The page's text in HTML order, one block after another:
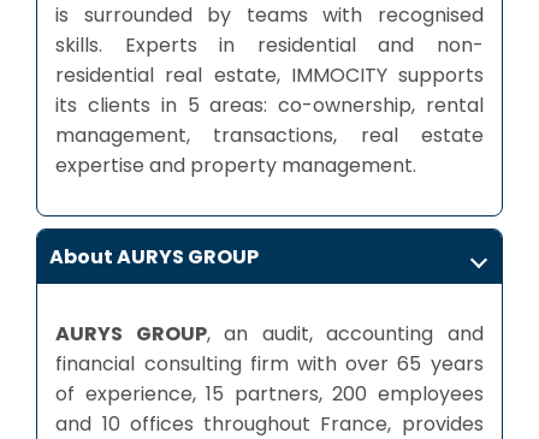
is surrounded by teams with recognised
skills. Experts in residential and non-
residential real estate, IMMOCITY supports
its clients in 5 areas: co-ownership, rental
management, transactions, real estate
expertise and property management.
About AURYS GROUP
AURYS GROUP, an audit, accounting and
financial consulting firm with over 65 years
of experience, 15 partners, 200 employees
and 10 offices throughout France, provides